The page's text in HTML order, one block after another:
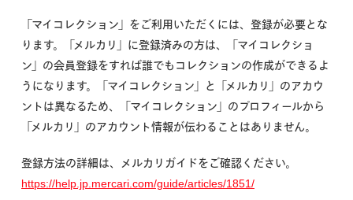
「マイコレクション」をご利用いただくには、登録が必要とな
ります。「メルカリ」に登録済みの方は、「マイコレクショ
ン」の会員登録をすれば誰でもコレクションの作成ができるよ
うになります。「マイコレクション」と「メルカリ」のアカウ
ントは異なるため、「マイコレクション」のプロフィールから
「メルカリ」のアカウント情報が伝わることはありません。
登録方法の詳細は、メルカリガイドをご確認ください。
https://help.jp.mercari.com/guide/articles/1851/